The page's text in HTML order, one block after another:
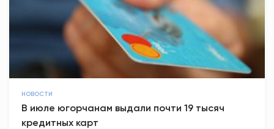
СПОРТ
ВОПРОС-ОТВЕТ
ЭТО У НАС СЕМЕЙНОЕ
АНТИТЕРРОР
НОВОСТИ
В июле югорчанам выдали почти 19 тысяч
кредитных карт